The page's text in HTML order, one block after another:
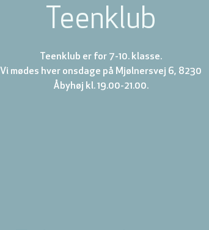
Teenklub
Teenklub er for 7-10. klasse.
Vi mødes hver onsdage på Mjølnersvej 6, 8230
Åbyhøj kl. 19.00-21.00.